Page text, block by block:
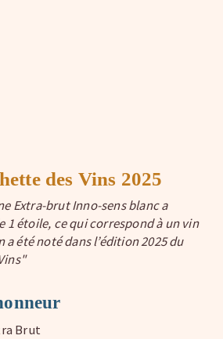
des Vins 2025
Extra-brut Inno-sens blanc a
1 étoile, ce qui correspond à un vin
a été noté dans l’édition 2025 du
Brut